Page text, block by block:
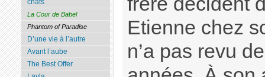
Etienne chez
n’a pas revu
chats
La Cour de Babel
Phantom of Paradise
D’une vie à l’autre
Avant l’aube
The Best Offer